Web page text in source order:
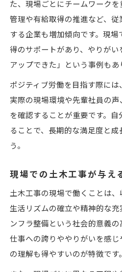
た、現場ごとにチームワーク
管理や有給取得の推進など、
する企業も増加傾向です。現
得のサポートがあり、やりが
アップできた」という事例もあ
ポジティブ労働を目指す際には
実際の現場環境や先輩社員の
を確認することが重要です。
ることで、長期的な満足度と
う。
現場での土木工事が与え
土木工事の現場で働くことは、
生活リズムの確立や精神的な充
ンフラ整備という社会的意義の
仕事への誇りややりがいを感
の理解も得やすいのが特徴です。